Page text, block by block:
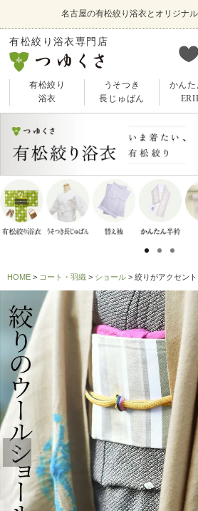
名古屋の有松絞り浴衣とオリジナル
有松絞り浴衣専門店
有松絞り
浴衣
うそつき
長じゅばん
かん
HOME コート・羽織 ショール 絞りがアクセン